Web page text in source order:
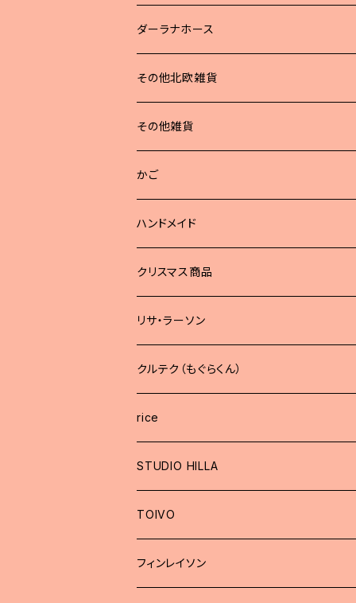
ダーラナホース
その他北欧雑貨
その他雑貨
かご
ハンドメイド
どうぶつブローチ
クリスマス商品
リサ・ラーソン
クルテク（もぐらくん）
rice
STUDIO HILLA
TOIVO
フィンレイソン